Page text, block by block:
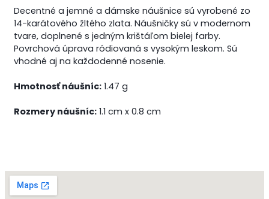
Decentné a jemné a dámske náušnice sú vyrobené zo
14-karátového žltého zlata. Náušničky sú v modernom
tvare, doplnené s jedným krištáľom bielej farby.
Povrchová úprava ródiovaná s vysokým leskom. Sú
vhodné aj na každodenné nosenie.
Hmotnosť náušníc: 1.47 g
Rozmery náušníc: 1.1 cm x 0.8 cm